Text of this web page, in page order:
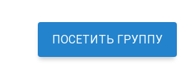
ПОСЕТИТЬ ГРУППУ